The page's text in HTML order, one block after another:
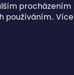
procházením
používáním.. Více